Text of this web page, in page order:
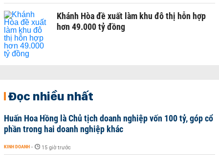
Khánh Hòa đề xuất làm khu đô thị hỗn hợp
hơn 49.000 tỷ đồng
Đọc nhiều nhất
Huấn Hoa Hồng là Chủ tịch doanh nghiệp vốn 100 tỷ, góp cổ
phần trong hai doanh nghiệp khác
KINH DOANH - 15 giờ trước